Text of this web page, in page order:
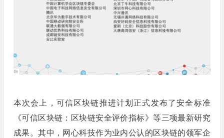
本次会上，可信区块链推进计划正式发布了安全标准
《可信区块链：区块链安全评价指标》等三项最新研究
成果。其中，网心科技作为业内公认的区块链的领军企